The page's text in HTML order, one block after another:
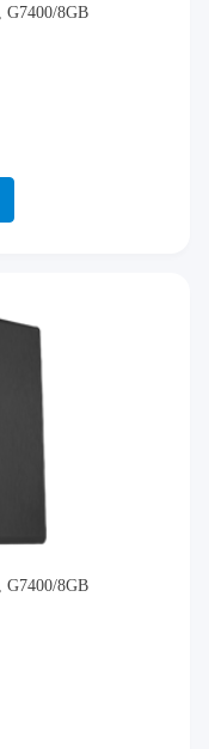
, G7400/8GB
, G7400/8GB